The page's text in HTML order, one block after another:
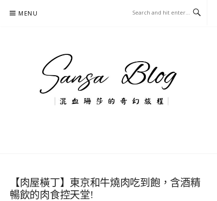
MENU
【肉屋橫丁】東京和牛燒肉吃到飽，含酒精
暢飲的肉食控天堂!